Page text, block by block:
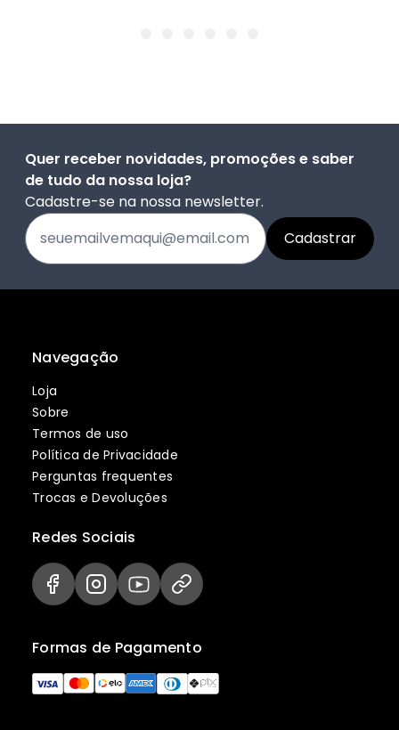
Quer receber novidades, promoções e saber
de tudo da nossa loja?
Cadastre-se na nossa newsletter.
Navegação
Loja
Sobre
Termos de uso
Política de Privacidade
Perguntas frequentes
Trocas e Devoluções
Formas de Pagamento
Redes Sociais